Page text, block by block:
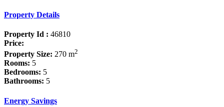
Property Details
Property Id : 46810
Price:
Property Size: 270 m2
Rooms: 5
Bedrooms: 5
Bathrooms: 5
Energy Savings